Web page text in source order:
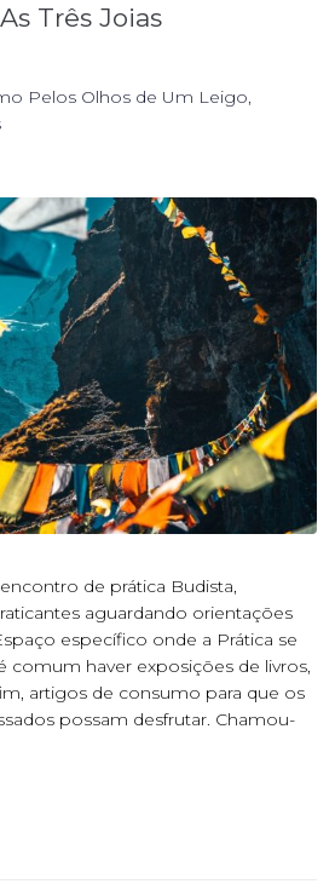
Três Joias
Pelos Olhos de Um Leigo,
de prática Budista,
aguardando orientações
específico onde a Prática se
comum haver exposições de livros,
artigos de consumo para que os
possam desfrutar. Chamou-